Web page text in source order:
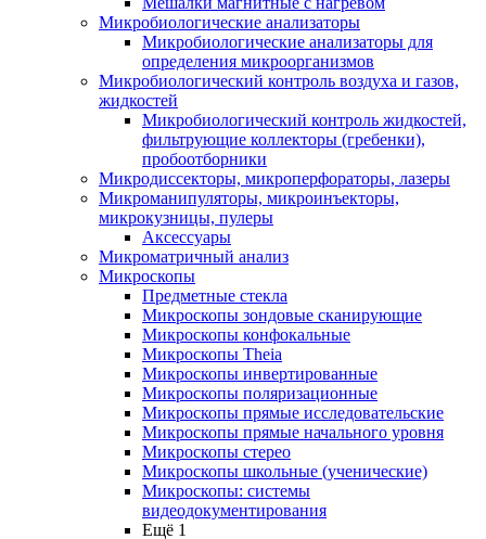
Микробиологические анализаторы
Микробиологические анализаторы для
определения микроорганизмов
Микробиологический контроль воздуха и газов,
жидкостей
Микробиологический контроль жидкостей,
фильтрующие коллекторы (гребенки),
пробоотборники
Микродиссекторы, микроперфораторы, лазеры
Микроманипуляторы, микроинъекторы,
микрокузницы, пулеры
Аксессуары
Микроматричный анализ
Микроскопы
Предметные стекла
Микроскопы зондовые сканирующие
Микроскопы конфокальные
Микроскопы Theia
Микроскопы инвертированные
Микроскопы поляризационные
Микроскопы прямые исследовательские
Микроскопы прямые начального уровня
Микроскопы стерео
Микроскопы школьные (ученические)
Микроскопы: системы
видеодокументирования
Ещё 1